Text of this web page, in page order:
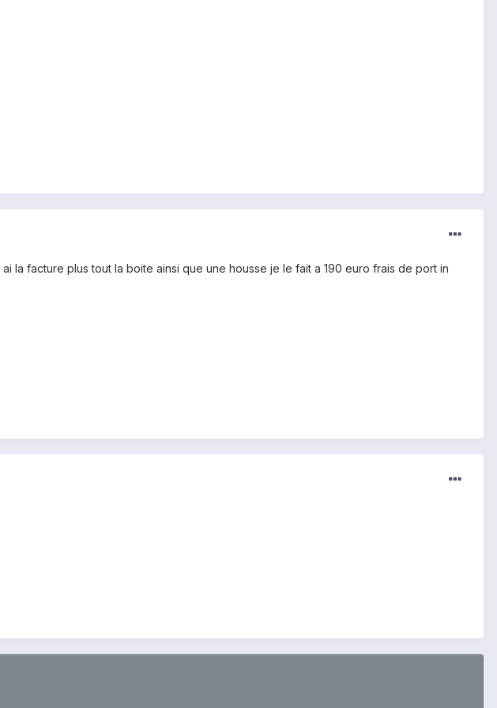
la facture plus tout la boite ainsi que une housse je le fait a 190 euro frais de port in